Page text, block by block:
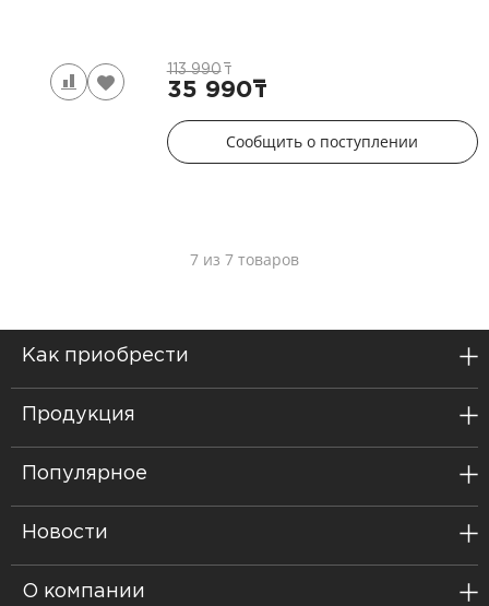
113 990 т
35 990т
Сообщить о поступлении
7 из 7 товаров
Как приобрести
Продукция
Популярное
Новости
О компании